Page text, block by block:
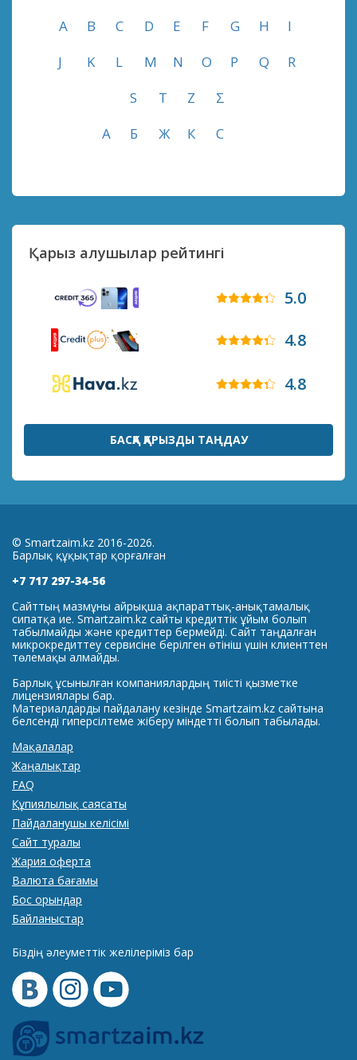
A
B C D E F G H
I
J
K L M N O P Q
R
S
T Z
Σ
А
Б Ж К С
Қарыз алушылар рейтингі
5.0
4.8
4.8
БАСҚА ҚАРЫЗДЫ ТАҢДАУ
© Smartzaim.kz 2016-2026.
Барлық құқықтар қорғалған
+7 717 297-34-56
Сайттың мазмұны айрықша ақпараттық-анықтамалық
сипатқа ие. Smartzaim.kz сайты кредиттік ұйым болып
табылмайды және кредиттер бермейді. Сайт таңдалған
микрокредиттеу сервисіне берілген өтініш үшін клиенттен
төлемақы алмайды.
Барлық ұсынылған компаниялардың тиісті қызметке
лицензиялары бар.
Материалдарды пайдалану кезінде Smartzaim.kz сайтына
белсенді гиперсілтеме жіберу міндетті болып табылады.
Мақалалар
Жаңалықтар
FAQ
Құпиялылық саясаты
Пайдаланушы келісімі
Сайт туралы
Жария оферта
Валюта бағамы
Бос орындар
Байланыстар
Біздің әлеуметтік желілеріміз бар